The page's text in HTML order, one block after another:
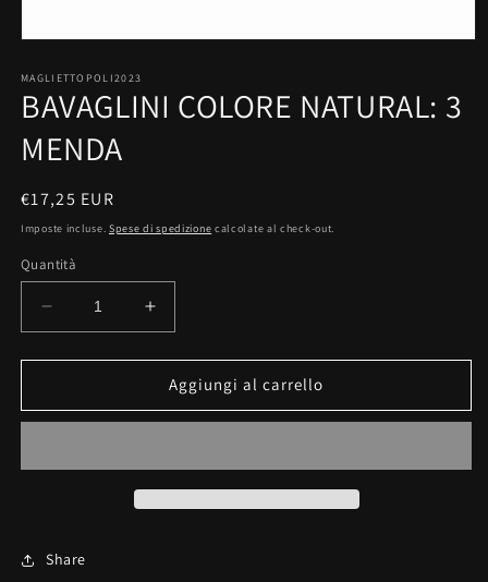
multimediali
1
in
modale
MAGLIETTOPOLI2023
BAVAGLINI COLORE NATURAL: 3
MENDA
Prezzo
di
€17,25 EUR
Imposte incluse. Spese di spedizione calcolate al check-out.
Quantità
Diminuisci
quantità
per
COLORE
MENDA
Aumenta
quantità
per
BAVAGLINI
COLORE
MENDA
Aggiungi al carrello
Share